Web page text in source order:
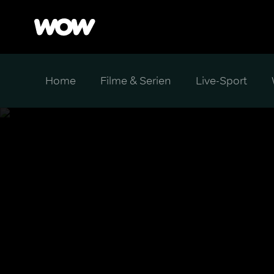
Home Filme & Serien Live-Sport